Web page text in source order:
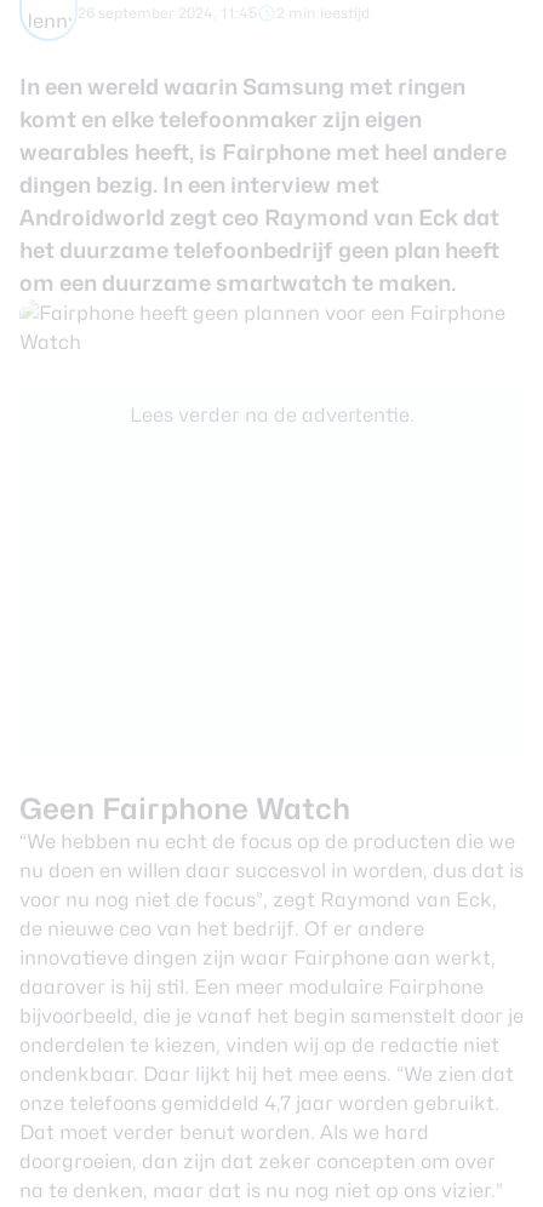
26 september 2024, 11:45 2 min leestijd
In een wereld waarin Samsung met ringen
komt en elke telefoonmaker zijn eigen
wearables heeft, is Fairphone met heel andere
dingen bezig. In een interview met
Androidworld zegt ceo Raymond van Eck dat
het duurzame telefoonbedrijf geen plan heeft
om een duurzame smartwatch te maken.
Lees verder na de advertentie.
Geen Fairphone Watch
“We hebben nu echt de focus op de producten die we
nu doen en willen daar succesvol in worden, dus dat is
voor nu nog niet de focus”, zegt Raymond van Eck,
de nieuwe ceo van het bedrijf. Of er andere
innovatieve dingen zijn waar Fairphone aan werkt,
daarover is hij stil. Een meer modulaire Fairphone
bijvoorbeeld, die je vanaf het begin samenstelt door je
onderdelen te kiezen, vinden wij op de redactie niet
ondenkbaar. Daar lijkt hij het mee eens. “We zien dat
onze telefoons gemiddeld 4,7 jaar worden gebruikt.
Dat moet verder benut worden. Als we hard
doorgroeien, dan zijn dat zeker concepten om over
na te denken, maar dat is nu nog niet op ons vizier.”
Login
Over ons